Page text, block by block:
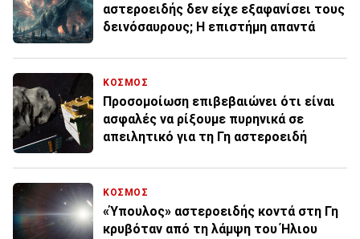
αστεροειδής δεν είχε εξαφανίσει τους
δεινόσαυρους; Η επιστήμη απαντά
ΚΟΣΜΟΣ
Προσομοίωση επιβεβαιώνει ότι είναι
ασφαλές να ρίξουμε πυρηνικά σε
απειλητικό για τη Γη αστεροειδή
ΚΟΣΜΟΣ
«Ύπουλος» αστεροειδής κοντά στη Γη
κρυβόταν από τη λάμψη του Ήλιου